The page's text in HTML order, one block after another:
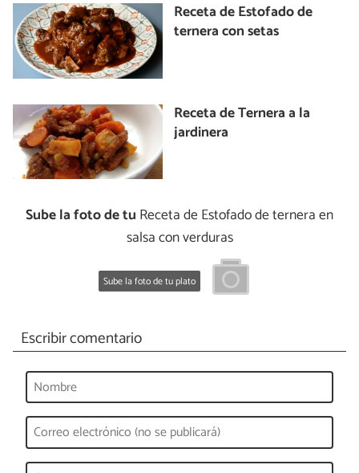
Receta de Estofado de
ternera con setas
Receta de Ternera a la
jardinera
Sube la foto de tu Receta de Estofado de ternera en
salsa con verduras
Sube la foto de tu plato
Escribir comentario